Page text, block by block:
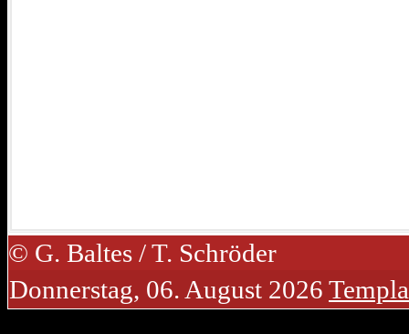
© G. Baltes / T. Schröder
Donnerstag, 06. August 2026